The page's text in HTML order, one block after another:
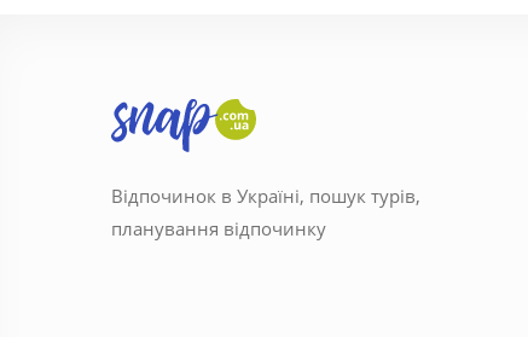
Відпочинок в Україні, пошук турів,
планування відпочинку